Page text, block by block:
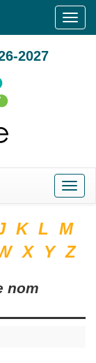
Toggle
2027
Toggle
K L M
X Y Z
nom